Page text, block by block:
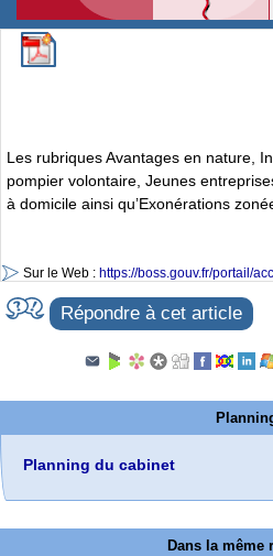
Les rubriques Avantages en nature,
pompier volontaire, Jeunes
à domicile ainsi qu’Exonérations
Sur le Web : https://boss.gouv.fr/portail/
Répondre à cet article
Planning du cabinet
Dans la même